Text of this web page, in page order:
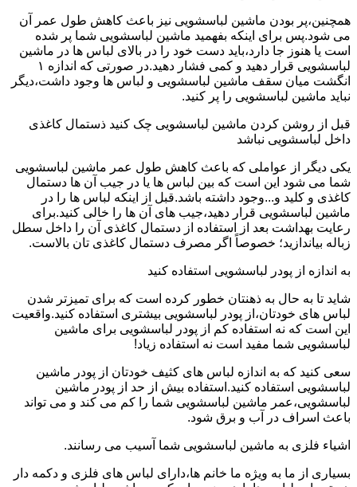
همچنین،پر بودن ماشین لباسشویی نیز باعث کاهش طول عمر آن
می شود.پس برای اینکه بفهمید ماشین لباسشویی شما پر شده
است یا هنوز جا دارد،باید دست خود را در بالای لباس ها در ماشین
لباسشویی قرار دهید و کمی فشار دهید.در صورتی که اندازه ۱
انگشت میان سقف ماشین لباسشویی و لباس ها وجود داشت،دیگر
نباید ماشین لباسشویی را پر کنید.
قبل از روشن کردن ماشین لباسشویی چک کنید ذستمال کاغذی
داخل لباسشویی نباشد
یکی دیگر از عواملی که باعث کاهش طول عمر ماشین لباسشویی
شما می شود این است که بین لباس ها یا در جیب آن ها دستمال
کاغذی و کلید و...وجود داشته باشد.قبل از اینکه لباس ها را در
ماشین لباسشویی قرار دهید،جیب های آن ها را خالی کنید.برای
رعایت بهداشت بعد از استفاده از دستمال کاغذی آن را داخل سطل
زباله بیاندازید؛ خصوصاً اگر مصرف دستمال کاغذی تان بالاست.
به اندازه از پودر لباسشویی استفاده کنید
شاید تا به حال به ذهنتان خطور کرده است که برای تمیزتر شدن
لباس های خودتان،از پودر لباسشویی بیشتری استفاده کنید.واقعیت
این است که نه استفاده کم از پودر لباسشویی برای ماشین
لباسشویی شما مفید است نه استفاده زیاد!
سعی کنید که به اندازه لباس های کثیف خودتان از پودر ماشین
لباسشویی استفاده کنید.استفاده بیش از حد از پودر ماشین
لباسشویی،عمر ماشین لباسشویی شما را کم می کند و می تواند
باعث اسراف در آب و برق شود.
اشیاء فلزی به ماشین لباسشویی شما آسیب می رسانند.
بسیاری از ما به ویژه ما خانم ها،دارای لباس های فلزی و دکمه دار